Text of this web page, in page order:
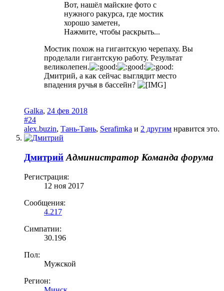
Вот, нашёл майские фото с
нужного ракурса, где мостик
хорошо заметен,
Нажмите, чтобы раскрыть...
Мостик похож на гигантскую черепаху. Вы
проделали гигантскую работу. Результат
великолепен.
Дмитрий, а как сейчас выглядит место
впадения ручья в бассейн?
Galka, 24 фев 2018
#24
alex.buzin, Тань-Тань, Serafimka и 2 другим нравится это.
Дмитрий Администратор Команда форума
Регистрация:
12 ноя 2017
Сообщения:
4.217
Симпатии:
30.196
Пол:
Мужской
Регион: